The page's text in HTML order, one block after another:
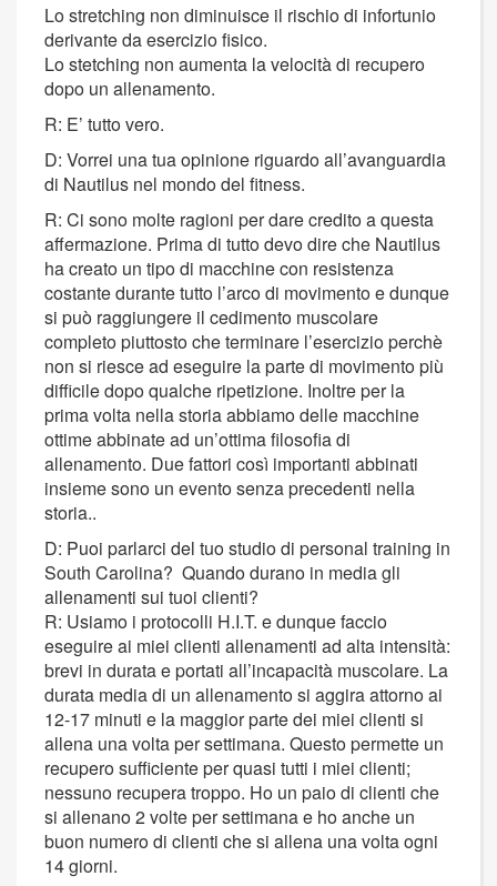
Lo stretching non diminuisce il rischio di infortunio
derivante da esercizio fisico.
Lo stetching non aumenta la velocità di recupero
dopo un allenamento.
R: E’ tutto vero.
D: Vorrei una tua opinione riguardo all’avanguardia
di Nautilus nel mondo del fitness.
R: Ci sono molte ragioni per dare credito a questa
affermazione. Prima di tutto devo dire che Nautilus
ha creato un tipo di macchine con resistenza
costante durante tutto l’arco di movimento e dunque
si può raggiungere il cedimento muscolare
completo piuttosto che terminare l’esercizio perchè
non si riesce ad eseguire la parte di movimento più
difficile dopo qualche ripetizione. Inoltre per la
prima volta nella storia abbiamo delle macchine
ottime abbinate ad un’ottima filosofia di
allenamento. Due fattori così importanti abbinati
insieme sono un evento senza precedenti nella
storia..
D: Puoi parlarci del tuo studio di personal training in
South Carolina? Quando durano in media gli
allenamenti sui tuoi clienti?
R: Usiamo i protocolli H.I.T. e dunque faccio
eseguire ai miei clienti allenamenti ad alta intensità:
brevi in durata e portati all’incapacità muscolare. La
durata media di un allenamento si aggira attorno ai
12-17 minuti e la maggior parte dei miei clienti si
allena una volta per settimana. Questo permette un
recupero sufficiente per quasi tutti i miei clienti;
nessuno recupera troppo. Ho un paio di clienti che
si allenano 2 volte per settimana e ho anche un
buon numero di clienti che si allena una volta ogni
14 giorni.